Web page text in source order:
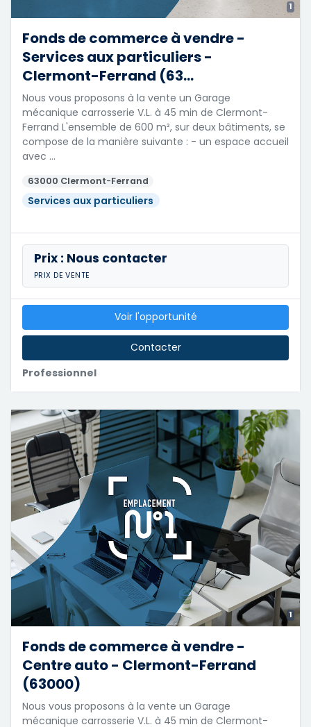
1
Fonds de commerce à vendre -
Services aux particuliers -
Clermont-Ferrand (63...
Nous vous proposons à la vente un Garage
mécanique carrosserie V.L. à 45 min de Clermont-
Ferrand L'ensemble de 600 m², sur deux bâtiments, se
compose de la manière suivante : - un espace accueil
avec …
63000 Clermont-Ferrand
Services aux particuliers
Prix : Nous contacter
PRIX DE VENTE
Professionnel
Voir l'opportunité
Contacter
1
Fonds de commerce à vendre -
Centre auto - Clermont-Ferrand
(63000)
Nous vous proposons à la vente un Garage
mécanique carrosserie V.L. à 45 min de Clermont-